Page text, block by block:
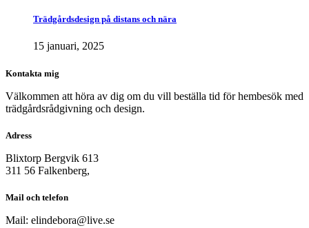
Trädgårdsdesign på distans och nära
15 januari, 2025
Kontakta mig
Välkommen att höra av dig om du vill beställa tid för hembesök med
trädgårdsrådgivning och design.
Adress
Blixtorp Bergvik 613
311 56 Falkenberg,
Mail och telefon
Mail: elindebora@live.se